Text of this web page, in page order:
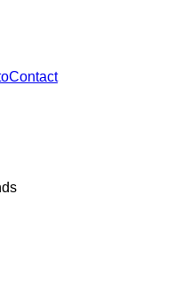
Contact